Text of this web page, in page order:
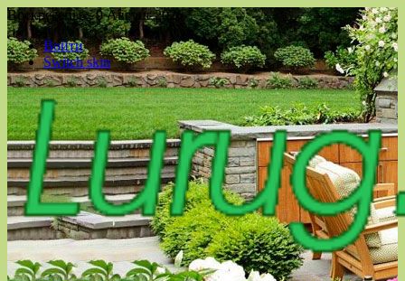
Воскресенье , 9 Август 2026
Войти
Switch skin